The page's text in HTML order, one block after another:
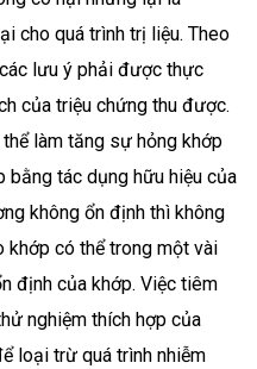
cho quá trình trị liệu. Theo
lưu ý phải được thực
của triệu chứng thu được.
làm tăng sự hỏng khớp
bằng tác dụng hữu hiệu của
không ổn định thì không
có thể trong một vài
định của khớp. Việc tiêm
nghiệm thích hợp của
loại trừ quá trình nhiễm